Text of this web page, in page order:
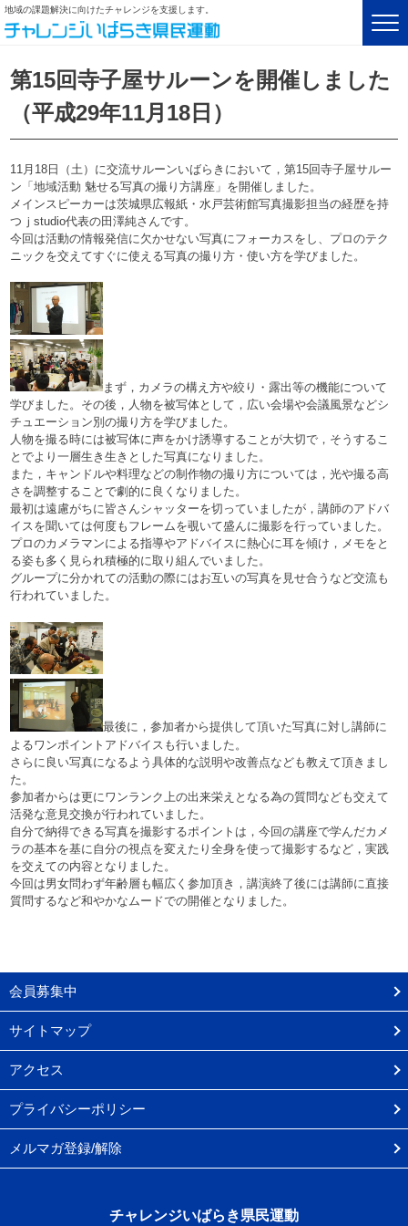
地域の課題解決に向けたチャレンジを支援します。
第15回寺子屋サルーンを開催しました
（平成29年11月18日）
11月18日（土）に交流サルーンいばらきにおいて，第15回寺子屋サルー
ン「地域活動 魅せる写真の撮り方講座」を開催しました。
メインスピーカーは茨城県広報紙・水戸芸術館写真撮影担当の経歴を持
つｊstudio代表の田澤純さんです。
今回は活動の情報発信に欠かせない写真にフォーカスをし、プロのテク
ニックを交えてすぐに使える写真の撮り方・使い方を学びました。
まず，カメラの構え方や絞り・露出等の機能について
学びました。その後，人物を被写体として，広い会場や会議風景などシ
チュエーション別の撮り方を学びました。
人物を撮る時には被写体に声をかけ誘導することが大切で，そうするこ
とでより一層生き生きとした写真になりました。
また，キャンドルや料理などの制作物の撮り方については，光や撮る高
さを調整することで劇的に良くなりました。
最初は遠慮がちに皆さんシャッターを切っていましたが，講師のアドバ
イスを聞いては何度もフレームを覗いて盛んに撮影を行っていました。
プロのカメラマンによる指導やアドバイスに熱心に耳を傾け，メモをと
る姿も多く見られ積極的に取り組んでいました。
グループに分かれての活動の際にはお互いの写真を見せ合うなど交流も
行われていました。
最後に，参加者から提供して頂いた写真に対し講師に
よるワンポイントアドバイスも行いました。
さらに良い写真になるよう具体的な説明や改善点なども教えて頂きまし
た。
参加者からは更にワンランク上の出来栄えとなる為の質問なども交えて
活発な意見交換が行われていました。
自分で納得できる写真を撮影するポイントは，今回の講座で学んだカメ
ラの基本を基に自分の視点を変えたり全身を使って撮影するなど，実践
を交えての内容となりました。
今回は男女問わず年齢層も幅広く参加頂き，講演終了後には講師に直接
質問するなど和やかなムードでの開催となりました。
会員募集中
サイトマップ
アクセス
プライバシーポリシー
メルマガ登録/解除
チャレンジいばらき県民運動